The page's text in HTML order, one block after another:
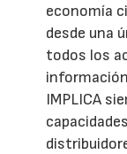
economía
desde una
todos los
IMPLICA